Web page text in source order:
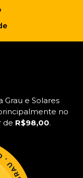
Grau e Solares
no
de R$98,00.